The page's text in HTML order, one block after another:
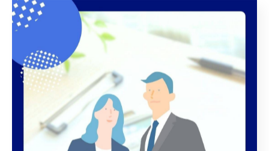
成功例としては、「子育てと両立しながらスキルアップ
できた」「未経験から正社員登用され、長く働けてい
る」などがあります。自分のライフステージやキャリア
プランに合わせて、柔軟に働ける環境を選ぶことが、女
性が活躍しやすい職場選びのコツです。
千葉県浦安市で保険求人を探すコツ紹